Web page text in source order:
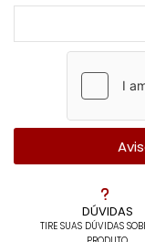
DÚVIDAS
TIRE SUAS DÚVIDAS